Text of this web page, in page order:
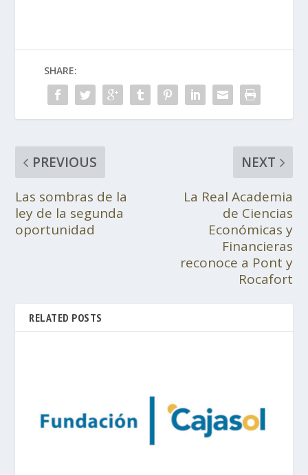
SHARE:
PREVIOUS
Las sombras de la
ley de la segunda
oportunidad
NEXT
La Real Academia
de Ciencias
Económicas y
Financieras
reconoce a Pont y
Rocafort
RELATED POSTS